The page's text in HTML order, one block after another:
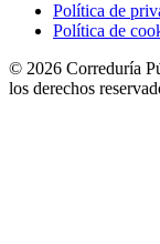
Política de
Política de
© 2026 Correduría
los derechos